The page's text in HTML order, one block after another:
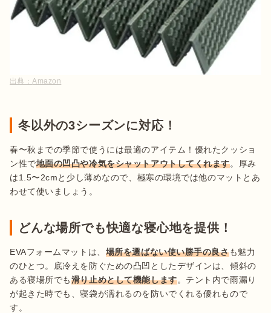
出典：Amazon
冬以外の3シーズンに対応！
春〜秋までの季節で使うには最適のアイテム！優れたクッショ
ン性で地面の凹凸や冷気をシャットアウトしてくれます。厚み
は1.5〜2cmと少し薄めなので、極寒の環境では他のマットとあ
わせて使いましょう。
どんな場所でも快適な寝心地を提供！
EVAフォームマットは、 場所を選ばない使い勝手の良さも魅力
のひとつ。底冷えを防ぐための凸凹としたデザインは、傾斜の
ある寝場所でも滑り止めとして機能します。テント内で雨漏り
が起きた時でも、寝袋が濡れるのを防いでくれる優れもので
す。